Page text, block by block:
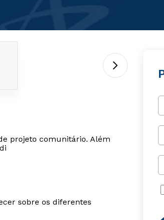
projeto comunitário. Além
sobre os diferentes